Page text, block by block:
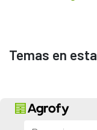
Temas en